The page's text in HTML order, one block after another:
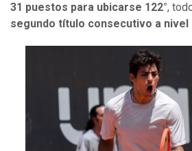
31 puestos para ubicarse 122°,
segundo título consecutivo a nivel